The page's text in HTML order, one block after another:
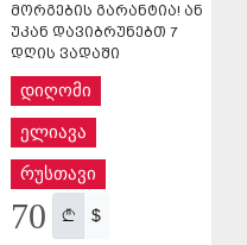
მორგების გარანტია! ან
უკან დავიბრუნებთ 7
დღის ვადაში
დიღომი
ელიავა
რუსთავი
70 $